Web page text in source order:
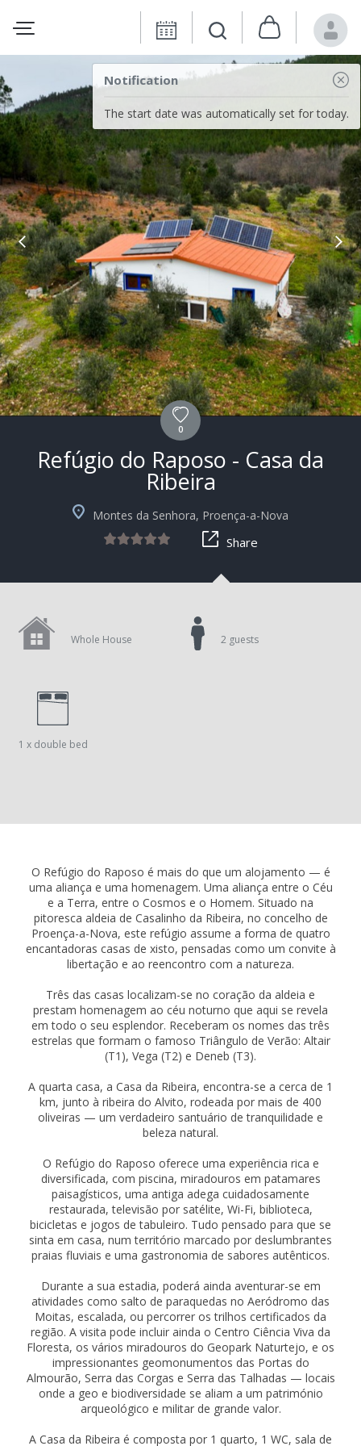
Notification
The start date was automatically set for today.
0
Refúgio do Raposo - Casa da
Ribeira
Montes da Senhora, Proença-a-Nova
Share
Whole House
1 x double bed
2 guests
O Refúgio do Raposo é mais do que um alojamento — é
uma aliança e uma homenagem. Uma aliança entre o Céu
e a Terra, entre o Cosmos e o Homem. Situado na
pitoresca aldeia de Casalinho da Ribeira, no concelho de
Proença-a-Nova, este refúgio assume a forma de quatro
encantadoras casas de xisto, pensadas como um convite à
libertação e ao reencontro com a natureza.
Três das casas localizam-se no coração da aldeia e
prestam homenagem ao céu noturno que aqui se revela
em todo o seu esplendor. Receberam os nomes das três
estrelas que formam o famoso Triângulo de Verão: Altair
(T1), Vega (T2) e Deneb (T3).
A quarta casa, a Casa da Ribeira, encontra-se a cerca de 1
km, junto à ribeira do Alvito, rodeada por mais de 400
oliveiras — um verdadeiro santuário de tranquilidade e
beleza natural.
O Refúgio do Raposo oferece uma experiência rica e
diversificada, com piscina, miradouros em patamares
paisagísticos, uma antiga adega cuidadosamente
restaurada, televisão por satélite, Wi-Fi, biblioteca,
bicicletas e jogos de tabuleiro. Tudo pensado para que se
sinta em casa, num território marcado por deslumbrantes
praias fluviais e uma gastronomia de sabores autênticos.
Durante a sua estadia, poderá ainda aventurar-se em
atividades como salto de paraquedas no Aeródromo das
Moitas, escalada, ou percorrer os trilhos certificados da
região. A visita pode incluir ainda o Centro Ciência Viva da
Floresta, os vários miradouros do Geopark Naturtejo, e os
impressionantes geomonumentos das Portas do
Almourão, Serra das Corgas e Serra das Talhadas — locais
onde a geo e biodiversidade se aliam a um património
arqueológico e militar de grande valor.
A Casa da Ribeira é composta por 1 quarto, 1 WC, sala de